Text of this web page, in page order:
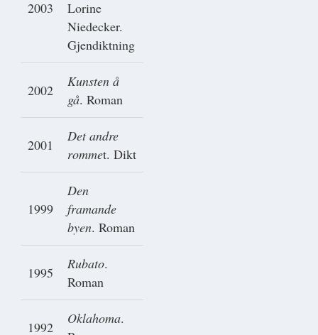
2003
Lorine
Niedecker.
Gjendiktning
2002
Kunsten å
gå. Roman
2001
Det andre
rommet. Dikt
1999
Den
framande
byen. Roman
1995
Rubato.
Roman
1992
Oklahoma.